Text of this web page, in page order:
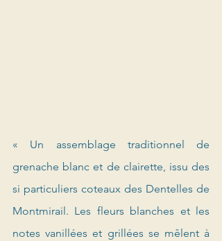
« Un assemblage traditionnel de
grenache blanc et de clairette, issu des
si particuliers coteaux des Dentelles de
Montmirail. Les fleurs blanches et les
notes vanillées et grillées se mêlent à